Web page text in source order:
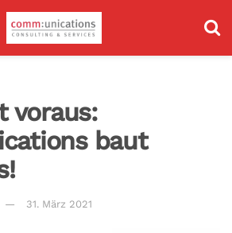
voraus:
baut
31. März 2021